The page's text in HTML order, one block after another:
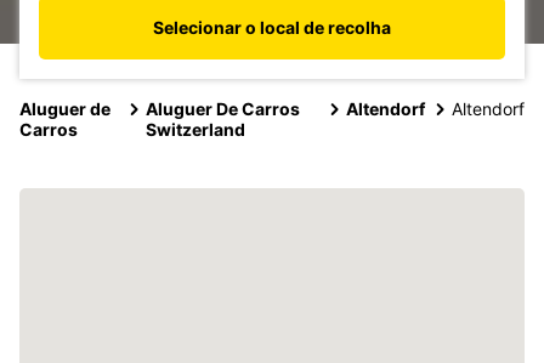
Selecionar o local de recolha
Aluguer de
Carros
Aluguer De Carros
Switzerland
Altendorf Altendorf